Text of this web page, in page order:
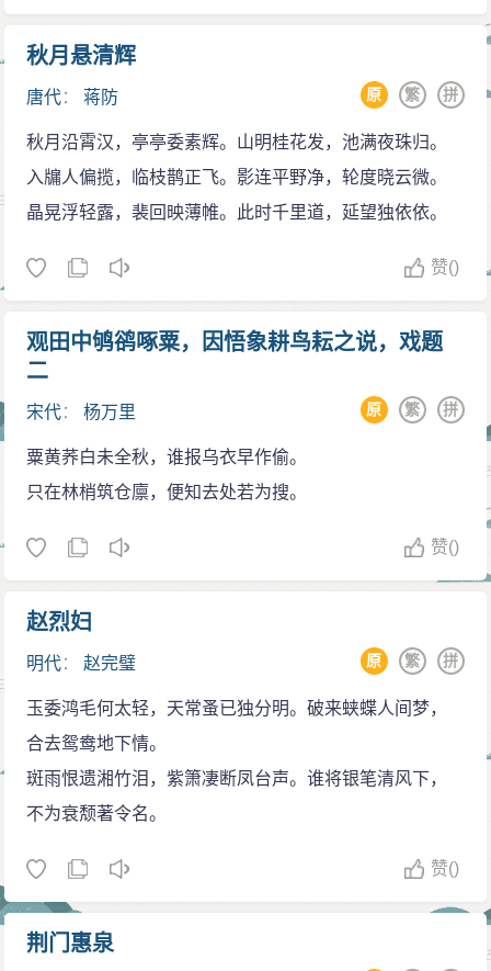
秋月悬清辉
唐代：蒋防 拼
繁
原
秋月沿霄汉，亭亭委素辉。山明桂花发，池满夜珠归。
入牖人偏揽，临枝鹊正飞。影连平野净，轮度晓云微。
晶晃浮轻露，裴回映薄帷。此时千里道，延望独依依。
赞()
观田中鸲鹆啄粟，因悟象耕鸟耘之说，戏题
二
宋代：杨万里 拼
繁
原
粟黄荞白未全秋，谁报乌衣早作偷。
只在林梢筑仓廪，便知去处若为搜。
赞()
赵烈妇
明代：赵完璧 拼
繁
原
玉委鸿毛何太轻，天常蚤已独分明。破来蛱蝶人间梦，
合去鸳鸯地下情。
斑雨恨遗湘竹泪，紫箫凄断凤台声。谁将银笔清风下，
不为衰颓著令名。
赞()
荆门惠泉